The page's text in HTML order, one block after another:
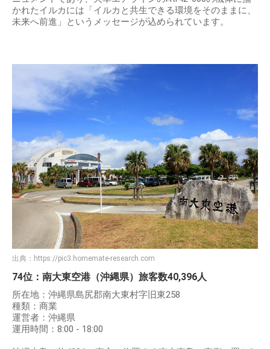
かれたイルカには「イルカと共生できる環境をそのままに、
未来へ前進」というメッセージが込められています。
出典： https://pic3.homemate-research.com
74位：南大東空港（沖縄県）旅客数40,396人
所在地：沖縄県島尻郡南大東村字旧東258
種類：商業
運営者：沖縄県
運用時間：8:00 - 18:00